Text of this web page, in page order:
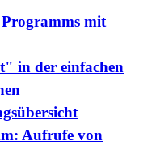
mit
in der einfachen
Aufrufe von